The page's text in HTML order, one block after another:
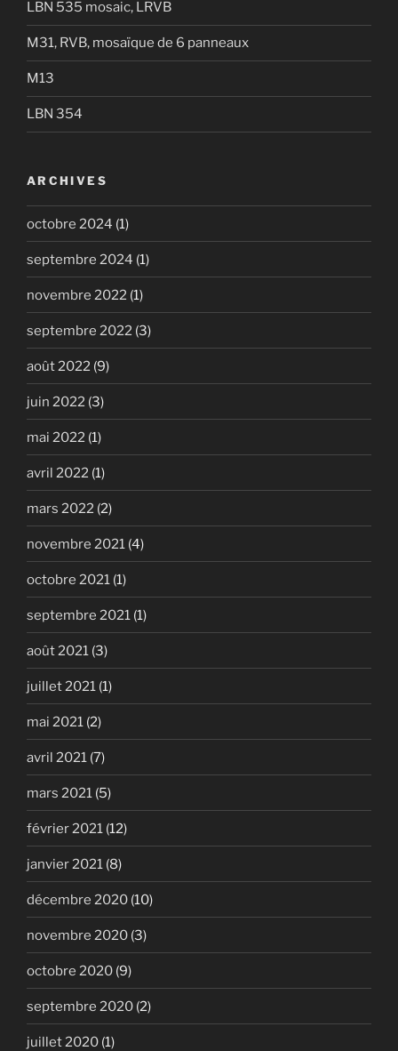
LBN 535 mosaic, LRVB
M31, RVB, mosaïque de 6 panneaux
M13
LBN 354
ARCHIVES
octobre 2024 (1)
septembre 2024 (1)
novembre 2022 (1)
septembre 2022 (3)
août 2022 (9)
juin 2022 (3)
mai 2022 (1)
avril 2022 (1)
mars 2022 (2)
novembre 2021 (4)
octobre 2021 (1)
septembre 2021 (1)
août 2021 (3)
juillet 2021 (1)
mai 2021 (2)
avril 2021 (7)
mars 2021 (5)
février 2021 (12)
janvier 2021 (8)
décembre 2020 (10)
novembre 2020 (3)
octobre 2020 (9)
septembre 2020 (2)
juillet 2020 (1)